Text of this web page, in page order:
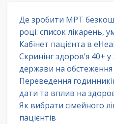
Де зробити МРТ
році: список лікарень,
Кабінет пацієнта в
Скринінг здоров’я 40+
держави на обстеження
Переведення
дати та вплив на
Як вибрати сімейного
пацієнтів